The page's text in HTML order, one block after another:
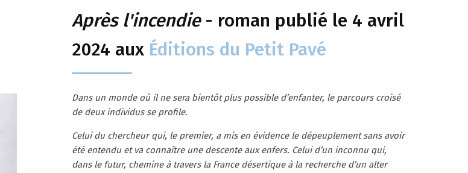
Après l'incendie- roman publié le 4 avril
2024 aux Éditions du Petit Pavé
Dans un monde où il ne sera bientôt plus possible d’enfanter, le parcours croisé
de deux individus se profile.
Celui du chercheur qui, le premier, a mis en évidence le dépeuplement sans avoir
été entendu et va connaître une descente aux enfers. Celui d’un inconnu qui,
dans le futur, chemine à travers la France désertique à la recherche d’un alter